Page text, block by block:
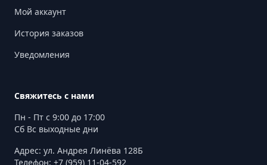
Мой аккаунт
История заказов
Уведомления
Свяжитесь с нами
Пн - Пт с 9:00 до 17:00
Сб Вс выходные дни
Адрес: ул. Андрея Линёва 128Б
Телефон: +7 (959) 11-04-592